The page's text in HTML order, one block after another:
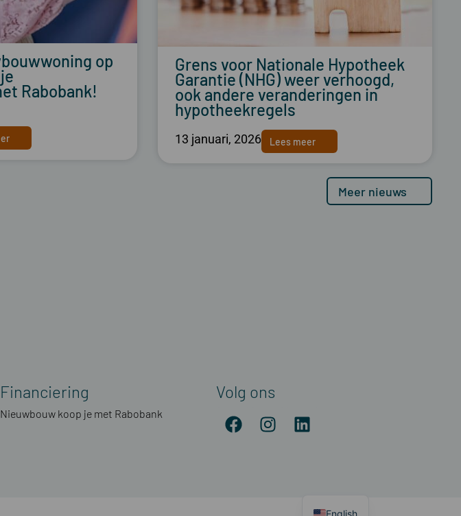
op
Rabobank!
Grens voor Nationale Hypotheek
Garantie (NHG) weer verhoogd,
ook andere veranderingen in
hypotheekregels
13 januari, 2026 Lees meer
Meer nieuws
Financiering
Nieuwbouw koop je met Rabobank
Volg ons
English